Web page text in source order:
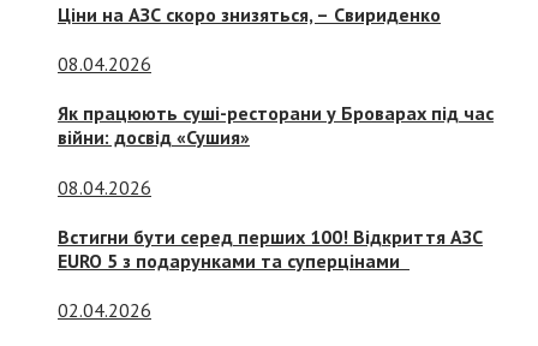
Ціни на АЗС скоро знизяться, – Свириденко
08.04.2026
Як працюють суші-ресторани у Броварах під час
війни: досвід «Сушия»
08.04.2026
Встигни бути серед перших 100! Відкриття АЗС
EURO 5 з подарунками та суперцінами
02.04.2026